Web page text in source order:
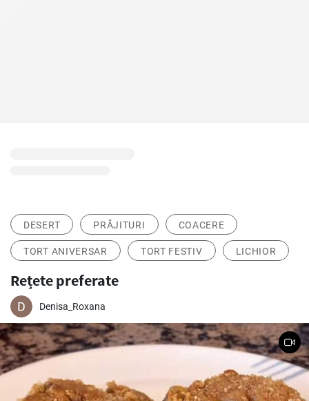
DESERT PRĂJITURI COACERE
TORT ANIVERSAR TORT FESTIV LICHIOR
Rețete preferate
Denisa_Roxana